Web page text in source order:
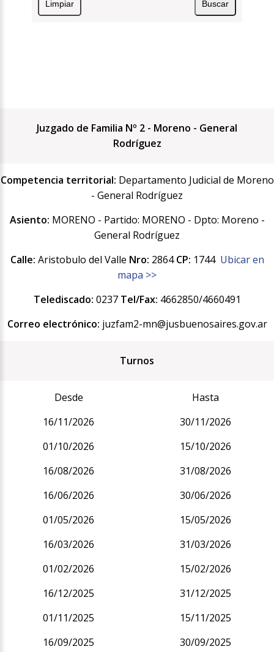
Juzgado de Familia Nº 2 - Moreno - General
Rodríguez
Competencia territorial: Departamento Judicial de Moreno
- General Rodríguez
Asiento: MORENO - Partido: MORENO - Dpto: Moreno -
General Rodríguez
Calle: Aristobulo del Valle Nro: 2864CP: 1744 Ubicar en
mapa >>
Telediscado: 0237 Tel/Fax: 4662850/4660491
Correo electrónico: juzfam2-mn@jusbuenosaires.gov.ar
Turnos
Desde
Hasta
16/11/2026
30/11/2026
01/10/2026
15/10/2026
16/08/2026
31/08/2026
16/06/2026
30/06/2026
01/05/2026
15/05/2026
16/03/2026
31/03/2026
01/02/2026
15/02/2026
16/12/2025
31/12/2025
01/11/2025
15/11/2025
16/09/2025
30/09/2025